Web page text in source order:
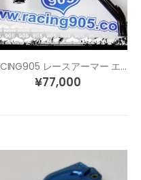
RACING905 レースアーマー エンジンガード
¥77,000